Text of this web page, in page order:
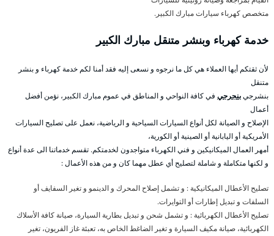
متخصص كهرباء سيارات مبارك الكبير.
خدمة كهرباء وبنشر متنقل مبارك الكبير
لأن ثقتكم أيها العملاء هي كل ما نرجوه و نسعى إليه فقد أمنا لكم خدمة كهرباء و بنشر
متنقل
بنشرجيبنجرجي في كافة النواحي و المناطق في عموم مبارك الكبير، نؤمن أفضل
أعمال
الإصلاح و الصيانة لكل أنواع السيارات السياحية و الرياضية، نعمل على تصليح السيارات
الأمريكية أو اليابانية أو الصينية أو الكورية،
أمهر العمال الميكانيكين و فني الكهرباء متواجدون لخدمتكم. تقسم خدماتنا الى عدة أنواع
و لكنها متكاملة و شاملة لتصليح أي عطل مهما كان و من هذه الأعمال :
تصليح الأعطال الميكانيكية : و تشمل إصلاح المحرك و الدينمو و تغير السفايف أو
السلفات و تبديل إطارات أو التوايرات.
تصليح الأعطال الكهربائية : و تشمل شحن و تبديل بطارية السيارة، صيانة كافة الأسلاك
الكهربائية، صيانة مكيف السيارة و تغير الضاغط الخاص به، تعبئة غاز الفريون، تغير